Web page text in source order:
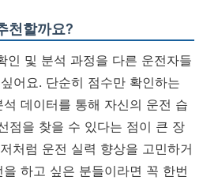
천할까요?
인 및 분석 과정을 다른 운전자들
어요. 단순히 점수만 확인하는
데이터를 통해 자신의 운전 습
점을 찾을 수 있다는 점이 큰 장
처럼 운전 실력 향상을 고민하거
하고 싶은 분들이라면 꼭 한번